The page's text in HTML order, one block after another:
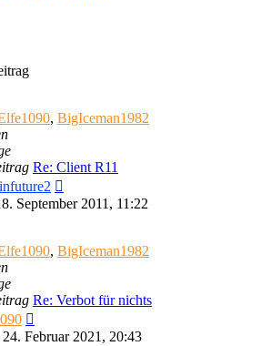
, BigIceman1982
Re: Client R11
Beitrag
September 2011, 11:22
, BigIceman1982
Re: Verbot für nichts
Beitrag
Februar 2021, 20:43